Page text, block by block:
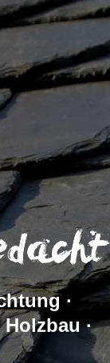
·
·